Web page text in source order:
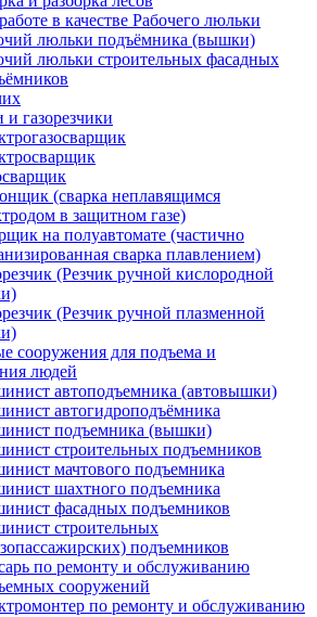
в качестве Рабочего люльки
люльки подъёмника (вышки)
люльки строительных фасадных
газорезчики
(сварка неплавящимся
в защитном газе)
на полуавтомате (частично
сварка плавлением)
(Резчик ручной кислородной
(Резчик ручной плазменной
сооружения для подъема и
людей
автоподъемника (автовышки)
автогидроподъёмника
подъемника (вышки)
строительных подъемников
мачтового подъемника
шахтного подъемника
фасадных подъемников
строительных
подъемников
по ремонту и обслуживанию
сооружений
по ремонту и обслуживанию